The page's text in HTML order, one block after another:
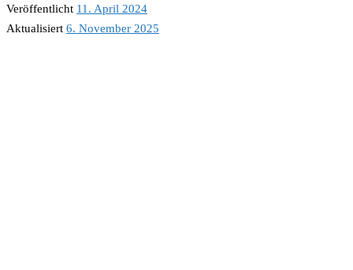
Veröffentlicht 11. April 2024
Aktualisiert 6. November 2025